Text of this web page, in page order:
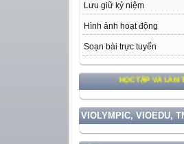
Lưu giữ kỷ niệm
Hình ảnh hoạt động
Soạn bài trực tuyến
HỌC TẬP VÀ LÀM THEO
VIOLYMPIC, VIOEDU,